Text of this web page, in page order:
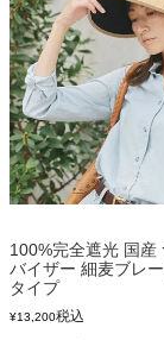
100%完全遮光 国産
バイザー 細麦ブレ
タイプ
¥13,200税込